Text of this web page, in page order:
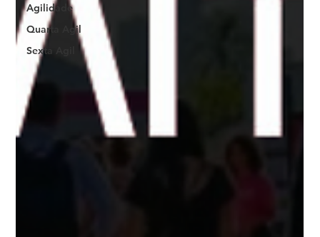
Agilidade
Quarta Agil
Sexta Agil